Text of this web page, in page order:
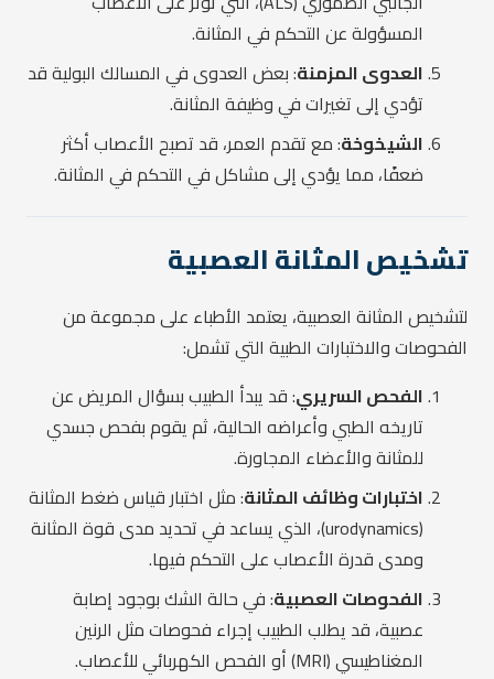
المسؤولة عن التحكم في المثانة.
العدوى المزمنة: بعض العدوى في المسالك البولية قد
تؤدي إلى تغيرات في وظيفة المثانة.
الشيخوخة: مع تقدم العمر، قد تصبح الأعصاب أكثر
ضعفًا، مما يؤدي إلى مشاكل في التحكم في المثانة.
تشخيص المثانة العصبية
لتشخيص المثانة العصبية، يعتمد الأطباء على مجموعة من
الفحوصات والاختبارات الطبية التي تشمل:
الفحص السريري: قد يبدأ الطبيب بسؤال المريض عن
تاريخه الطبي وأعراضه الحالية، ثم يقوم بفحص جسدي
للمثانة والأعضاء المجاورة.
اختبارات وظائف المثانة: مثل اختبار قياس ضغط المثانة
(urodynamics)، الذي يساعد في تحديد مدى قوة المثانة
ومدى قدرة الأعصاب على التحكم فيها.
الفحوصات العصبية: في حالة الشك بوجود إصابة
عصبية، قد يطلب الطبيب إجراء فحوصات مثل الرنين
المغناطيسي (MRI) أو الفحص الكهربائي للأعصاب.